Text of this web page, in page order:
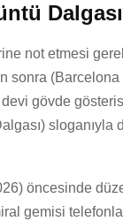
not etmesi
sonra
gövde
sloganıyla
öncesinde
gemisi